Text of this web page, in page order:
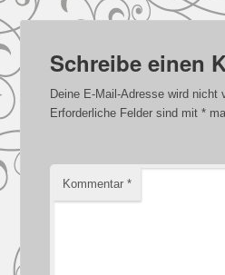
Schreibe einen
Deine E-Mail-Adresse wird nicht
Erforderliche Felder sind mit*
Kommentar*